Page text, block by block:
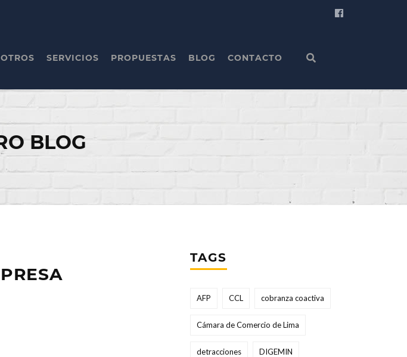
SERVICIOS PROPUESTAS BLOG CONTACTO
BLOG
TAGS
AFP CCL cobranza coactiva
Cámara de Comercio de Lima
detracciones DIGEMIN